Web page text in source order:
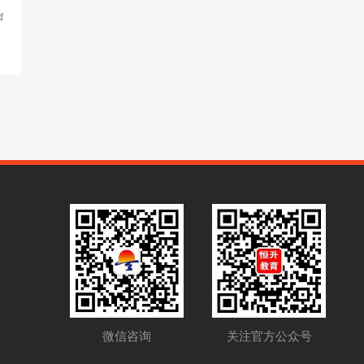
微信咨询 关注官方公众号